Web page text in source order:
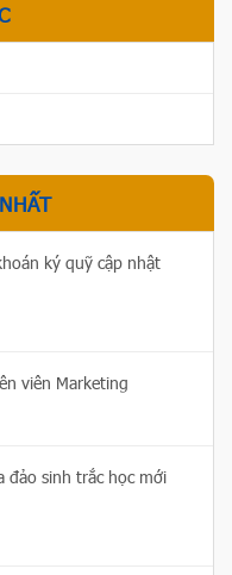
ký quỹ cập nhật
viên Marketing
đảo sinh trắc học mới